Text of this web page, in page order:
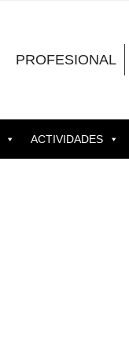
PROFESIONAL
ACTIVIDADES